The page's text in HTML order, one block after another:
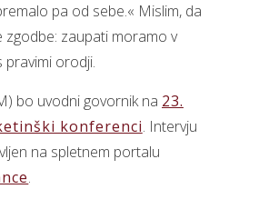
pa od sebe.« Mislim, da
zgodbe: zaupati moramo v
pravimi orodji.
bo uvodni govornik na 23.
konferenci. Intervju
na spletnem portalu
.